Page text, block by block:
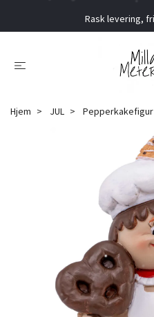
Rask levering,
Hjem JUL